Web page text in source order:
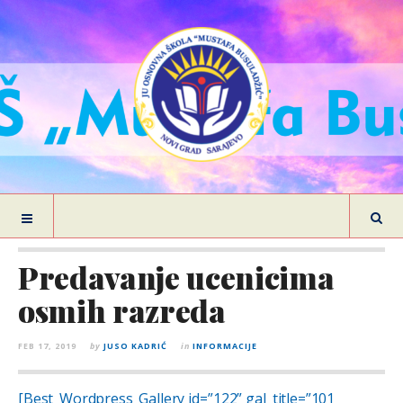
Predavanje ucenicima
osmih razreda
FEB 17, 2019 by JUSO KADRIĆ in INFORMACIJE
[Best_Wordpress_Gallery id=”122” gal_title=”101